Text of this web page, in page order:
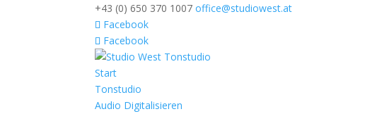
+43 (0) 650 370 1007 office@studiowest.at
Facebook
Facebook
Start
Tonstudio
Audio Digitalisieren